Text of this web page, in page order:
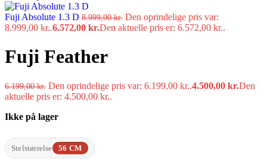
Fuji Absolute 1.3 D 8.999,00kr. Den oprindelige pris var:
8.999,00 kr..6.572,00 kr.Den aktuelle pris er: 6.572,00 kr..
Fuji Feather
6.199,00kr. Den oprindelige pris var: 6.199,00 kr..4.500,00 kr.Den
aktuelle pris er: 4.500,00 kr..
Ikke på lager
Stelstørrelse 56 CM